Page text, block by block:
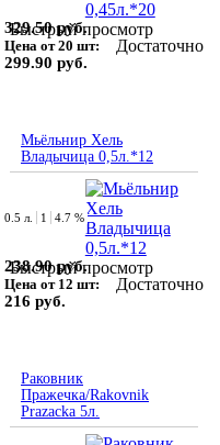
Быстрый просмотр
329.50 руб.
Цена от 20 шт:
299.90 руб.
Достаточно
Мьёльнир Хель
Владычица 0,5л.*12
Быстрый просмотр
0.5 л. 1 4.7 %
238.90 руб.
Цена от 12 шт:
216 руб.
Достаточно
Раковник
Пражечка/Rakovnik
Prazacka 5л.